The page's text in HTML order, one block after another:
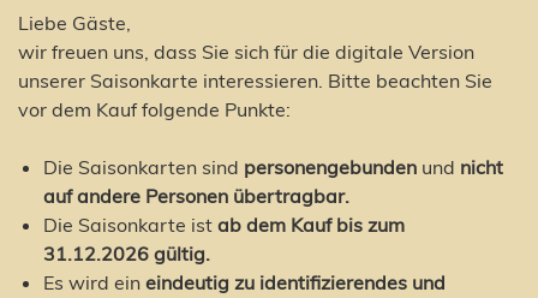
Liebe Gäste,
wir freuen uns, dass Sie sich für die digitale Version
unserer Saisonkarte interessieren. Bitte beachten Sie
vor dem Kauf folgende Punkte:
Die Saisonkarten sind personengebunden und nicht
auf andere Personen übertragbar.
Die Saisonkarte ist ab dem Kauf bis zum
31.12.2026 gültig.
Es wird ein eindeutig zu identifizierendes und